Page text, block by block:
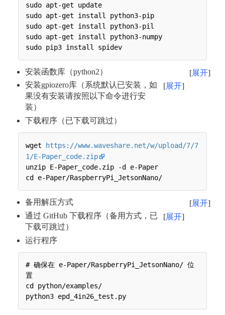
sudo apt-get update
sudo apt-get install python3-pip
sudo apt-get install python3-pil
sudo apt-get install python3-numpy
展开
安装函数库（python2）
展开
安装gpiozero库（系统默认已安装，如
果没有安装请按照以下命令进行安
装）
下载程序（已下载可跳过）
wget
https://www.waveshare.net/w/upload/7/7
1/E-Paper_code.zip
unzip E-Paper_code.zip -d e-Paper
展开
备用解压方式
展开
通过 GitHub 下载程序（备用方式，已
下载可跳过）
运行程序
# 确保在 e-Paper/RaspberryPi_JetsonNano/ 位
置
cd python/examples/